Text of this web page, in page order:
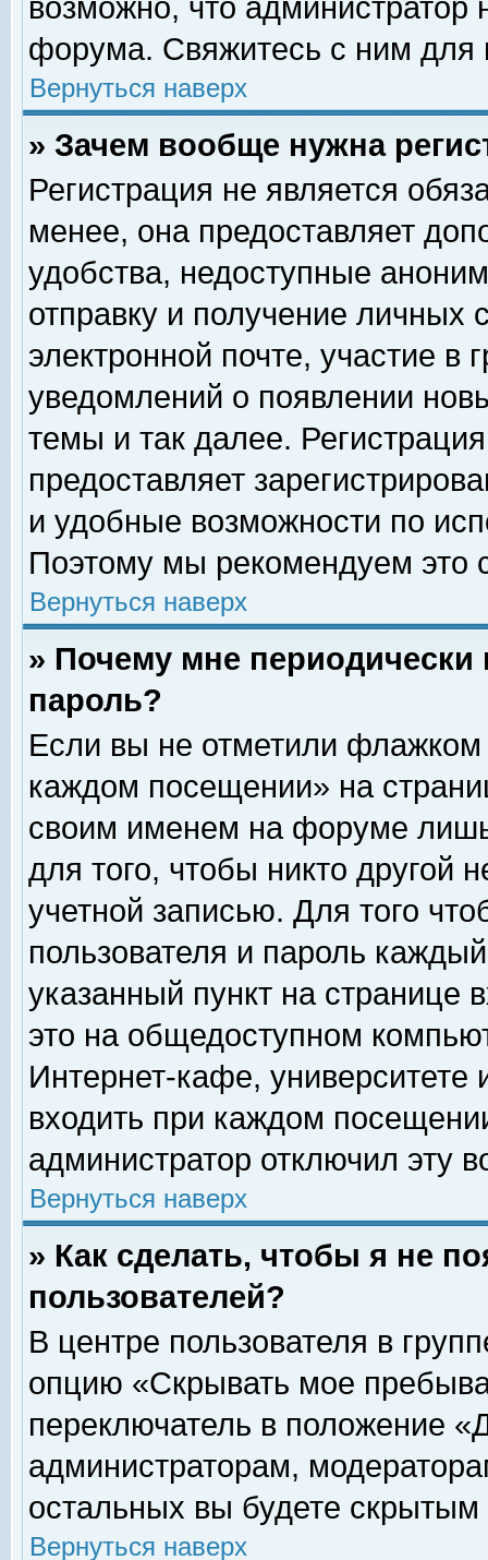
возможно, что
форума. Свяжитесь с ним для
Вернуться наверх
» Зачем вообще нужна
Регистрация не является
менее, она предоставляет
удобства, недоступные
отправку и получение личных
электронной почте, участие в
уведомлений о появлении
темы и так далее.
предоставляет
и удобные возможности по
Поэтому мы рекомендуем это
Вернуться наверх
» Почему мне
пароль?
Если вы не отметили флажком
каждом посещении» на
своим именем на форуме
для того, чтобы никто другой
учетной записью. Для того
пользователя и пароль
указанный пункт на
это на общедоступном
Интернет-кафе, университете
входить при каждом
администратор отключил эту
Вернуться наверх
» Как сделать, чтобы я не
пользователей?
В центре пользователя в
опцию «Скрывать мое
переключатель в положение
администраторам,
остальных вы будете скрытым
Вернуться наверх